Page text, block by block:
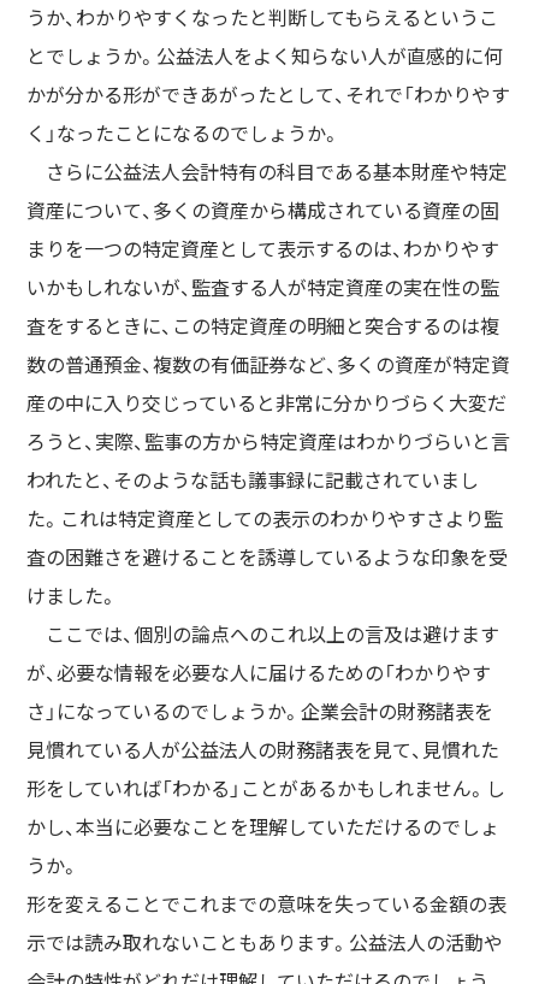
うか、わかりやすくなったと判断してもらえるというこ
とでしょうか。公益法人をよく知らない人が直感的に何
かが分かる形ができあがったとして、それで「わかりやす
く」なったことになるのでしょうか。
さらに公益法人会計特有の科目である基本財産や特定
資産について、多くの資産から構成されている資産の固
まりを一つの特定資産として表示するのは、わかりやす
いかもしれないが、監査する人が特定資産の実在性の監
査をするときに、この特定資産の明細と突合するのは複
数の普通預金、複数の有価証券など、多くの資産が特定資
産の中に入り交じっていると非常に分かりづらく大変だ
ろうと、実際、監事の方から特定資産はわかりづらいと言
われたと、そのような話も議事録に記載されていまし
た。これは特定資産としての表示のわかりやすさより監
査の困難さを避けることを誘導しているような印象を受
けました。
ここでは、個別の論点へのこれ以上の言及は避けます
が、必要な情報を必要な人に届けるための「わかりやす
さ」になっているのでしょうか。企業会計の財務諸表を
見慣れている人が公益法人の財務諸表を見て、見慣れた
形をしていれば「わかる」ことがあるかもしれません。し
かし、本当に必要なことを理解していただけるのでしょ
うか。
形を変えることでこれまでの意味を失っている金額の表
示では読み取れないこともあります。公益法人の活動や